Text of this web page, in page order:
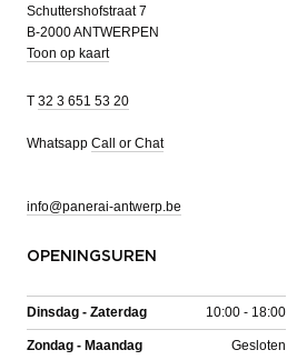
Schuttershofstraat 7
B-2000 ANTWERPEN
Toon op kaart
T 32 3 651 53 20
Whatsapp Call or Chat
info@panerai-antwerp.be
OPENINGSUREN
Dinsdag - Zaterdag 10:00 - 18:00
Zondag - Maandag Gesloten